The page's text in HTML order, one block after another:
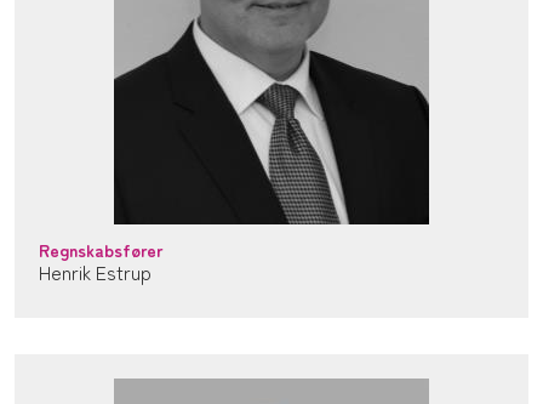
Regnskabsfører
Henrik Estrup